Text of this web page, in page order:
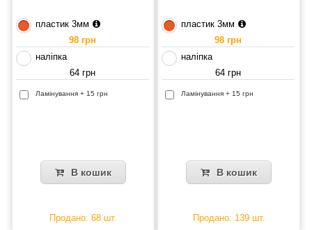
пластик 3мм
98 грн
наліпка
64 грн
Ламінування + 15 грн
В кошик
Продано: 68 шт.
пластик 3мм
98 грн
наліпка
64 грн
Ламінування + 15 грн
В кошик
Продано: 139 шт.